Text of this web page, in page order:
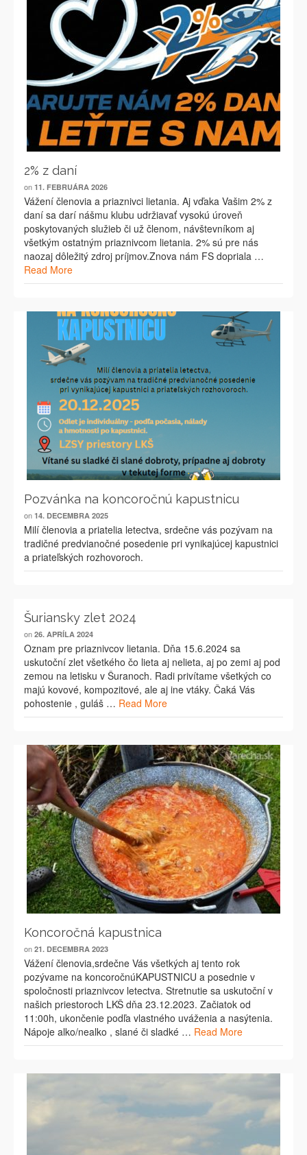
2% z daní
on 11. FEBRUÁRA 2026
Vážení členovia a priaznivci lietania. Aj vďaka Vašim 2% z
daní sa darí nášmu klubu udržiavať vysokú úroveň
poskytovaných služieb či už členom, návštevníkom aj
všetkým ostatným priaznivcom lietania. 2% sú pre nás
naozaj dôležitý zdroj príjmov.Znova nám FS dopriala …
Read More
Pozvánka na koncoročnú kapustnicu
on 14. DECEMBRA 2025
Milí členovia a priatelia letectva, srdečne vás pozývam na
tradičné predvianočné posedenie pri vynikajúcej kapustnici
a priateľských rozhovoroch.
Šuriansky zlet 2024
on 26. APRÍLA 2024
Oznam pre priaznivcov lietania. Dňa 15.6.2024 sa
uskutoční zlet všetkého čo lieta aj nelieta, aj po zemi aj pod
zemou na letisku v Šuranoch. Radi privítame všetkých co
majú kovové, kompozitové, ale aj ine vtáky. Čaká Vás
pohostenie , guláš … Read More
Koncoročná kapustnica
on 21. DECEMBRA 2023
Vážení členovia,srdečne Vás všetkých aj tento rok
pozývame na koncoročnúKAPUSTNICU a posednie v
spoločnosti priaznivcov letectva. Stretnutie sa uskutoční v
našich priestoroch LKŠ dňa 23.12.2023. Začiatok od
11:00h, ukončenie podľa vlastného uváženia a nasýtenia.
Nápoje alko/nealko , slané či sladké … Read More